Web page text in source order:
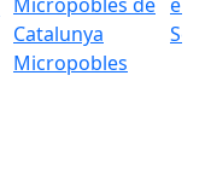
Micropobles
Seu